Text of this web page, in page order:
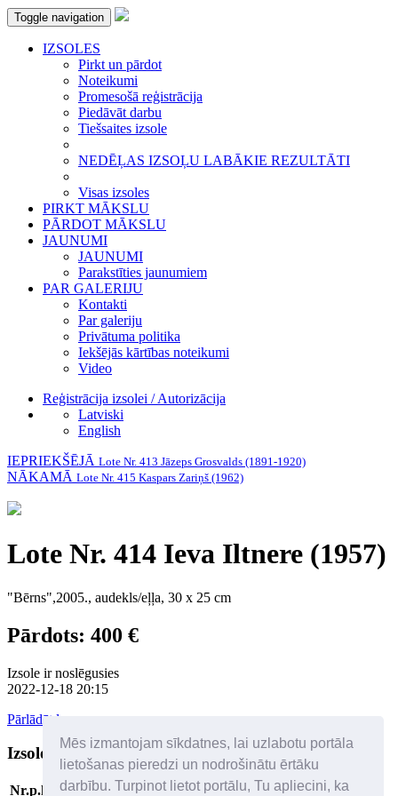
Mēs izmantojam sīkdatnes, lai uzlabotu portāla
lietošanas pieredzi un nodrošinātu ērtāku
darbību. Turpinot lietot portālu, Tu apliecini, ka
Toggle navigation
IZSOLES
Pirkt un pārdot
Noteikumi
Promesošā reģistrācija
Piedāvāt darbu
Tiešsaites izsole
NEDĒĻAS IZSOĻU LABĀKIE REZULTĀTI
Visas izsoles
PIRKT MĀKSLU
PĀRDOT MĀKSLU
JAUNUMI
JAUNUMI
Parakstīties jaunumiem
PAR GALERIJU
Kontakti
Par galeriju
Privātuma politika
Iekšējās kārtības noteikumi
Video
Reģistrācija izsolei / Autorizācija
Latviski
English
IEPRIEKŠĒJĀ Lote Nr. 413 Jāzeps Grosvalds (1891-1920)
NĀKAMĀ Lote Nr. 415 Kaspars Zariņš (1962)
Lote Nr. 414 Ieva Iltnere (1957)
"Bērns",2005., audekls/eļļa, 30 x 25 cm
Pārdots: 400 €
Izsole ir noslēgusies
2022-12-18 20:15
Pārlādēt lapu
Izsoles dalībniekiPalīdzība
Nr.p.k Solītājs Datums/laiks Solītā cena